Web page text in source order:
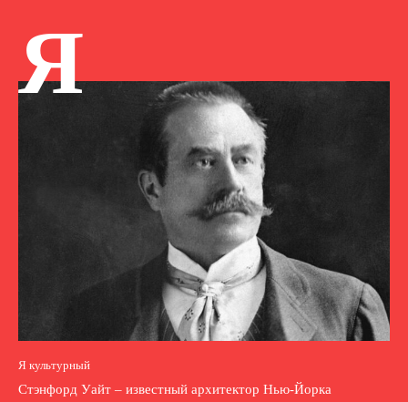
Я
Я культурный
Стэнфорд Уайт – известный архитектор Нью-Йорка